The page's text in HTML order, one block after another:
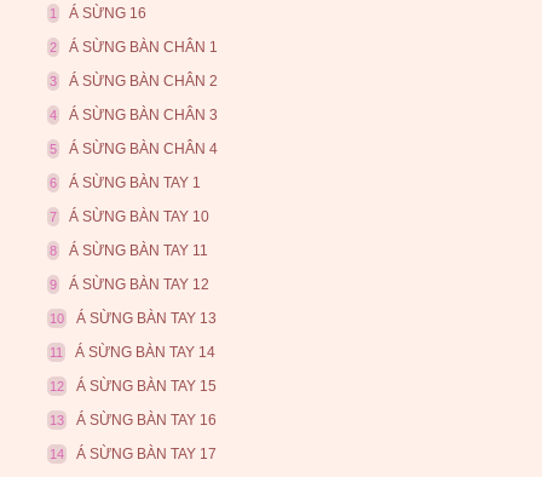
1 Á SỪNG 16
2 Á SỪNG BÀN CHÂN 1
3 Á SỪNG BÀN CHÂN 2
4 Á SỪNG BÀN CHÂN 3
5 Á SỪNG BÀN CHÂN 4
6 Á SỪNG BÀN TAY 1
7 Á SỪNG BÀN TAY 10
8 Á SỪNG BÀN TAY 11
9 Á SỪNG BÀN TAY 12
10 Á SỪNG BÀN TAY 13
11 Á SỪNG BÀN TAY 14
12 Á SỪNG BÀN TAY 15
13 Á SỪNG BÀN TAY 16
14 Á SỪNG BÀN TAY 17